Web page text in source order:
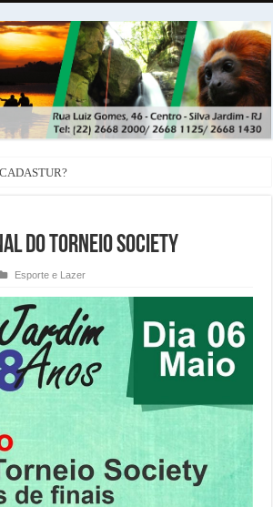
do Torneio Society
Esporte e Lazer